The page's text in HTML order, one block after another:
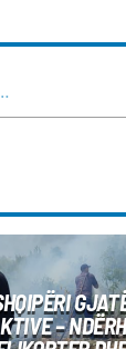
–